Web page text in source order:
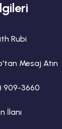
Rubi
Mesaj Atın
909-3660
İlanı